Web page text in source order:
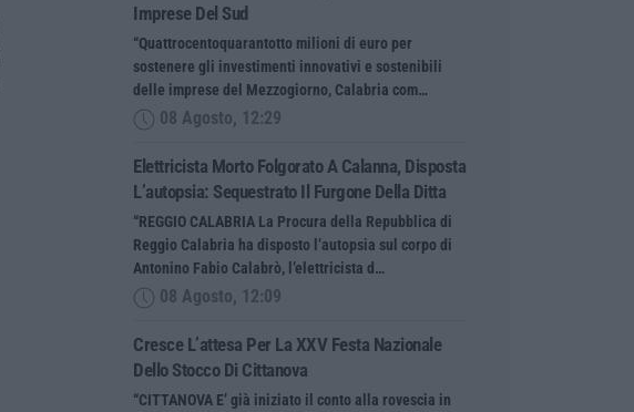
Imprese Del Sud
“Quattrocentoquarantotto milioni di euro per
sostenere gli investimenti innovativi e sostenibili
delle imprese del Mezzogiorno, Calabria com…
08 Agosto, 12:29
Elettricista Morto Folgorato A Calanna, Disposta
L’autopsia: Sequestrato Il Furgone Della Ditta
“REGGIO CALABRIA La Procura della Repubblica di
Reggio Calabria ha disposto l’autopsia sul corpo di
Antonino Fabio Calabrò, l’elettricista d…
08 Agosto, 12:09
Cresce L’attesa Per La XXV Festa Nazionale
Dello Stocco Di Cittanova
“CITTANOVA E’ già iniziato il conto alla rovescia in